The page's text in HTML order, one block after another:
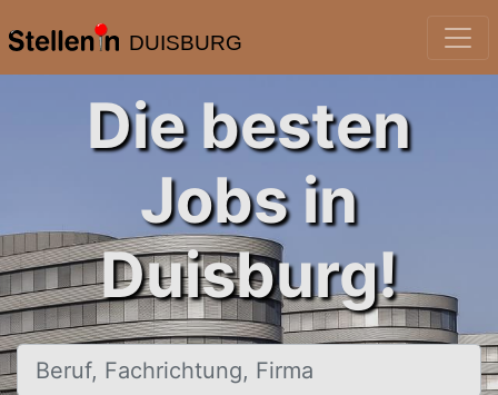
DUISBURG
Die besten
Jobs in
Duisburg!
Beruf, Fachrichtung, Firma